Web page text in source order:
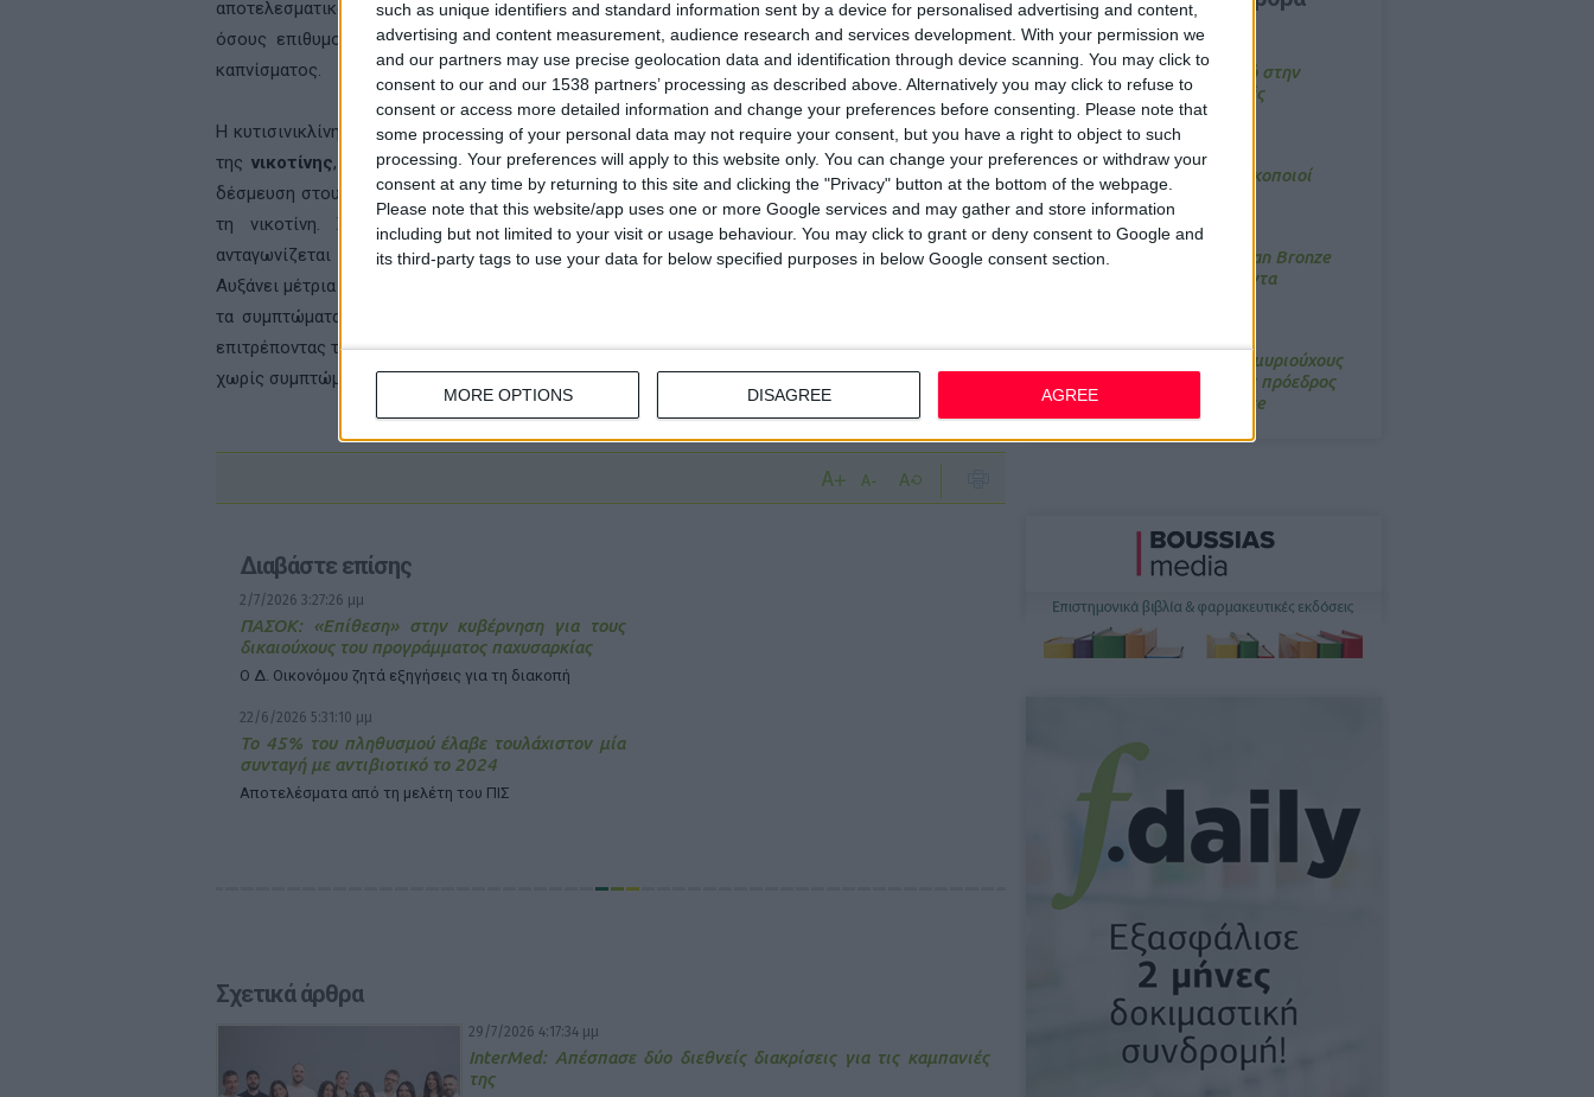
such as unique identifiers and standard information sent by a device for personalised advertising and content,
advertising and content measurement, audience research and services development. With your permission we
and our partners may use precise geolocation data and identification through device scanning. You may click to
consent to our and our 1538 partners’ processing as described above. Alternatively you may click to refuse to
consent or access more detailed information and change your preferences before consenting. Please note that
some processing of your personal data may not require your consent, but you have a right to object to such
processing. Your preferences will apply to this website only. You can change your preferences or withdraw your
consent at any time by returning to this site and clicking the "Privacy" button at the bottom of the webpage.
Please note that this website/app uses one or more Google services and may gather and store information
including but not limited to your visit or usage behaviour. You may click to grant or deny consent to Google and
its third-party tags to use your data for below specified purposes in below Google consent section.
MORE OPTIONS DISAGREE AGREE
7/4/2026, 17:25
Memotin: Αποτελεσματικό στην
ανακούφιση από τις εμβοές
13/3/2026, 16:05
Στα θρανία ξανά οι φαρμακοποιοί
15/7/2026, 16:05
ΚΟRRES: Η συλλογή Aegean Bronze
υποδέχεται δύο νέα προϊόντα
Ανάμεσα στους δισεκατομμυριούχους
του Forbes o εκτελεστικός πρόεδρος
της Walmart Boots Alliance
αποτελεσματικότητα της θεραπείας και να προσφέρει μια ασφαλή και αποτελεσματική λύση σε
όσους επιθυμούν να απαλλαγούν, συνειδητά και δια παντός, από την επιβλαβή συνήθεια του
καπνίσματος.
Η κυτισινικλίνη είναι μια φαρμακευτική ουσία που μιμείται και ανταγωνίζεται τον τρόπο δράσης
της νικοτίνης, καθώς ο μηχανισμός δράσης της ουσίας αφορά στην εκλεκτική και ισχυρότερη
δέσμευση στους a4b2 υποδοχείς, οι οποίοι διαδραματίζουν σημαντικό ρόλο στην εξάρτηση από
τη νικοτίνη. Συγκεκριμένα, δρα εκλεκτικά στους
νικοτινικούς υποδοχείς (α4β2)και
ανταγωνίζεται τη νικοτίνη, την οποία σταδιακά εκτοπίζει λόγω της ισχυρότερης δέσμευσης.
Αυξάνει μέτρια τα επίπεδα της ντοπαμίνης στον εγκέφαλο, κάτι που προλαμβάνει και ανακουφίζει
τα συμπτώματα από τη στέρηση της νικοτίνης. Το πλάνο της απεξάρτησης διαρκεί 25 ημέρες,
επιτρέποντας τη σταδιακή μείωση της εξάρτησης από τη νικοτίνη και τη διακοπή του καπνίσματος
χωρίς συμπτώματα στέρηση.
Διαβάστε επίσης
2/7/2026 3:27:26 μμ
ΠΑΣΟΚ: «Επίθεση» στην κυβέρνηση για τους
δικαιούχους του προγράμματος παχυσαρκίας
Ο Δ. Οικονόμου ζητά εξηγήσεις για τη διακοπή
22/6/2026 5:31:10 μμ
Το 45% του πληθυσμού έλαβε τουλάχιστον μία
συνταγή με αντιβιοτικό το 2024
Αποτελέσματα από τη μελέτη του ΠΙΣ
Σχετικά άρθρα
29/7/2026 4:17:34 μμ
InterMed: Απέσπασε δύο διεθνείς διακρίσεις για τις καμπανιές
της